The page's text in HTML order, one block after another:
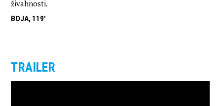
živahnosti.
BOJA, 119'
TRAILER